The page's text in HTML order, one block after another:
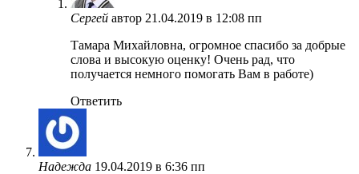
Сергей автор 21.04.2019 в 12:08 пп
Тамара Михайловна, огромное спасибо за добрые
слова и высокую оценку! Очень рад, что
получается немного помогать Вам в работе)
Ответить
Надежда 19.04.2019 в 6:36 пп